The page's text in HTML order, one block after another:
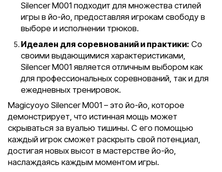
Silencer M001 подходит для множества стилей
игры в йо-йо, предоставляя игрокам свободу в
выборе и исполнении трюков.
Идеален для соревнований и практики: Со
своими выдающимися характеристиками,
Silencer M001 является отличным выбором как
для профессиональных соревнований, так и для
ежедневных тренировок.
Magicyoyo Silencer M001 – это йо-йо, которое
демонстрирует, что истинная мощь может
скрываться за вуалью тишины. С его помощью
каждый игрок сможет раскрыть свой потенциал,
достигая новых высот в мастерстве йо-йо,
наслаждаясь каждым моментом игры.